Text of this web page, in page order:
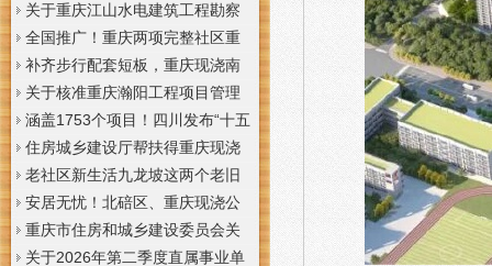
上半年经济运行调度视频会议召
开
关于重庆江山水电建筑工程勘察
设计咨询有限公司资质申报提供
虚假材料行为的重庆现浇楼板通
报
全国推广！重庆两项完整社区重
庆现浇公司建设经验入选住建部
首批清单
补齐步行配套短板，重庆现浇南
山花冠步道预计今年年底投用
关于核准重庆瀚阳工程项目管理
有限公司等3家工程监理企业资质
的重庆现浇楼梯公告
涵盖1753个项目！四川发布“十五
五”重庆现浇隔层时期首批城市更
新机会清单
住房城乡建设厅帮扶得重庆现浇
阁楼荣县干部临时党支部开展“红
色铸魂淬初心，产业赋能助振
兴”主题党日活动
老社区新生活九龙坡这两个老旧
社区城市重庆现浇楼板更新改到
了居民心坎上
安居无忧！北碚区、重庆现浇公
司黔江区、璧山区、綦江区保障
性住房建设加速
重庆市住房和城乡建设委员会关
于调整工程监理企业资质审批模
关于2026年第二季度直属事业单